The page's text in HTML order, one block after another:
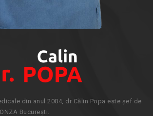
din anul 2004, dr Călin Popa este șef de
București.